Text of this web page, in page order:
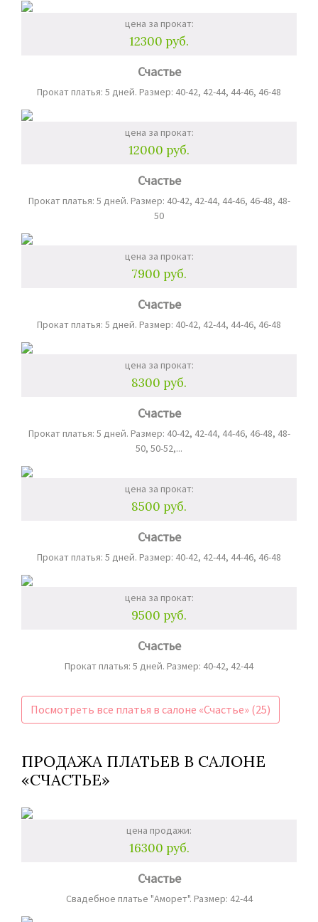
цена за прокат:
12300 руб.
Счастье
Прокат платья: 5 дней. Размер: 40-42, 42-44, 44-46, 46-48
цена за прокат:
12000 руб.
Счастье
Прокат платья: 5 дней. Размер: 40-42, 42-44, 44-46, 46-48, 48-
50
цена за прокат:
7900 руб.
Счастье
Прокат платья: 5 дней. Размер: 40-42, 42-44, 44-46, 46-48
цена за прокат:
8300 руб.
Счастье
Прокат платья: 5 дней. Размер: 40-42, 42-44, 44-46, 46-48, 48-
50, 50-52,...
цена за прокат:
8500 руб.
Счастье
Прокат платья: 5 дней. Размер: 40-42, 42-44, 44-46, 46-48
цена за прокат:
9500 руб.
Счастье
Прокат платья: 5 дней. Размер: 40-42, 42-44
Посмотреть все платья в салоне «Счастье» (25)
ПРОДАЖА ПЛАТЬЕВ В САЛОНЕ
«СЧАСТЬЕ»
цена продажи:
16300 руб.
Счастье
Свадебное платье "Аморет". Размер: 42-44